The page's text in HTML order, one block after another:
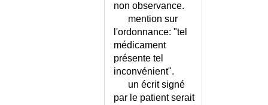
INTOXICATION PAR UN
INTOXICATIONS - LISTE
INTRADERMOREACTION À LA
INVAGINATION INTESTINALE
non observance.
mention sur
l'ordonnance: "tel
médicament
présente tel
inconvénient".
un écrit signé
par le patient serait